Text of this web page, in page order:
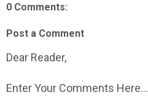
0 Comments:
Post a Comment
Dear Reader,
Enter Your Comments Here...